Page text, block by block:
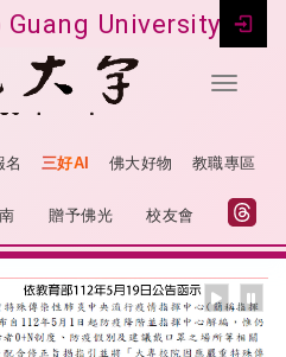
Guang University
Toggle
名 三好AI 佛大好物 教職專區
贈予佛光 校友會